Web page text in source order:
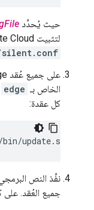
حيث يُحدِّد
لتثبيت Apigee Edge for Private Cloud. مثلاً:
على جميع عُقد Edge، نفِّذ النص البرمجي
الخاص بـ edge
كل عقدة:
bin/update.sh -c
نفِّذ النص
جميع العُقد. على